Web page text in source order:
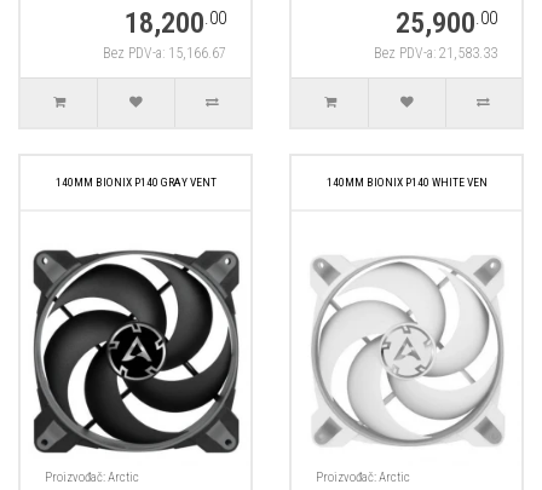
18,200.00
Bez PDV-a: 15,166.67
25,900.00
Bez PDV-a: 21,583.33
140MM BIONIX P140 GRAY VENT
Proizvođač:Arctic
140MM BIONIX P140 WHITE VEN
Proizvođač:Arctic